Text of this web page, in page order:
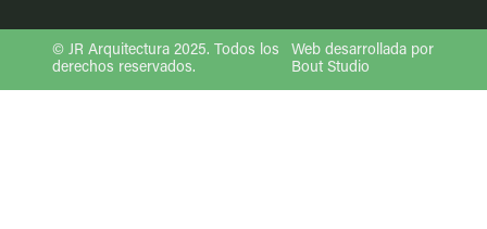
© JR Arquitectura 2025. Todos los
derechos reservados.
Web desarrollada por
Bout Studio